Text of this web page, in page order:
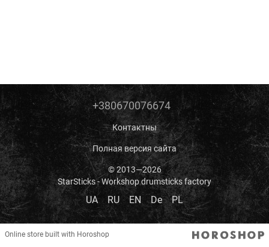
+380670076674
Контактны
Полная версия сайта
© 2013—2026
StarSticks - Workshop drumsticks factory
UA RU EN De PL
Online store built with Horoshop